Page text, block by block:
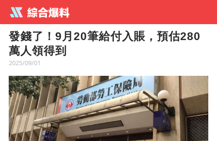
發錢了！9月20筆給付入賬，預估280
萬人領得到
2025/09/01